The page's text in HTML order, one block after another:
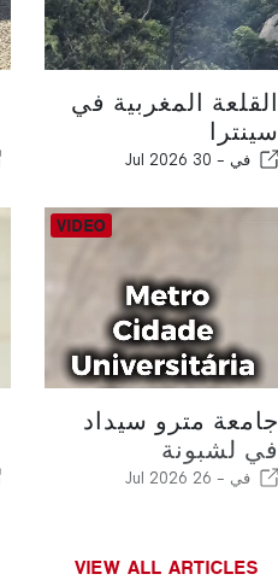
القلعة المغربية في
سينترا
في - 30 Jul 2026
جامعة مترو سيداد
في لشبونة
في - 26 Jul 2026
VIEW ALL ARTICLES